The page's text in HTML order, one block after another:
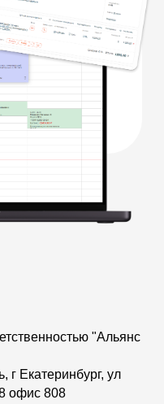
"Альянс
г Екатеринбург, ул
офис 808